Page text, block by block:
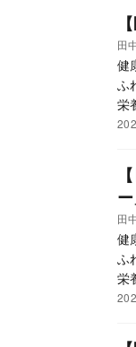
田
健
ふ
栄
「
田
健
ふ
栄
「